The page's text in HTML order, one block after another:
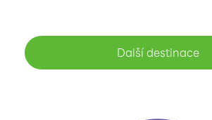
Další destinace